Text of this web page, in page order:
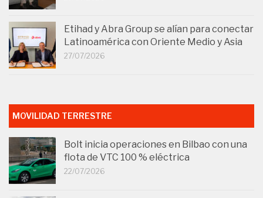
Etihad y Abra Group se alían para conectar
Latinoamérica con Oriente Medio y Asia
27/07/2026
MOVILIDAD TERRESTRE
Bolt inicia operaciones en Bilbao con una
flota de VTC 100 % eléctrica
22/07/2026